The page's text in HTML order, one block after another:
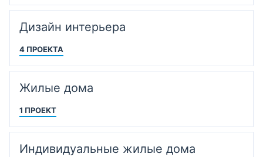
Дизайн интерьера
4 ПРОЕКТА
Жилые дома
1 ПРОЕКТ
Индивидуальные жилые дома